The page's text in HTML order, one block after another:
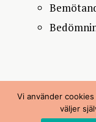
© 2026
Vi använder
väljer